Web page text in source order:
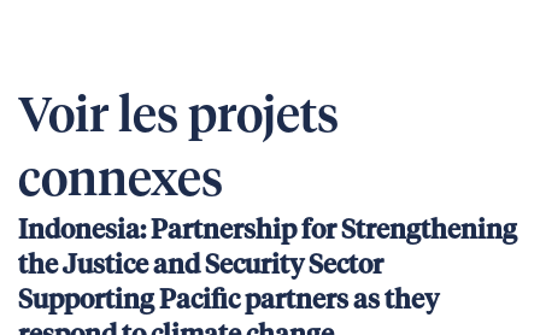
Voir les projets
connexes
Indonesia: Partnership for Strengthening
the Justice and Security Sector
Supporting Pacific partners as they